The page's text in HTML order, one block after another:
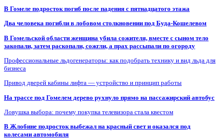
В Гомеле подросток погиб после падения с пятнадцатого этажа
Два человека погибли в лобовом столкновении под Буда-Кошелевом
В Гомельской области женщина убила сожителя, вместе с сыном тело
закопали, затем раскопали, сожгли, а прах рассыпали по огороду
Профессиональные льдогенераторы: как подобрать технику и вид льда для
бизнеса
Привод дверей кабины лифта — устройство и принцип работы
На трассе под Гомелем дерево рухнуло прямо на пассажирский автобус
Ловушка выбора: почему покупка телевизора стала квестом
В Жлобине подросток выбежал на красный свет и оказался под
колесами автомобиля